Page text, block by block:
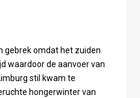
gebrek omdat het zuiden
waardoor de aanvoer van
stil kwam te
hongerwinter van